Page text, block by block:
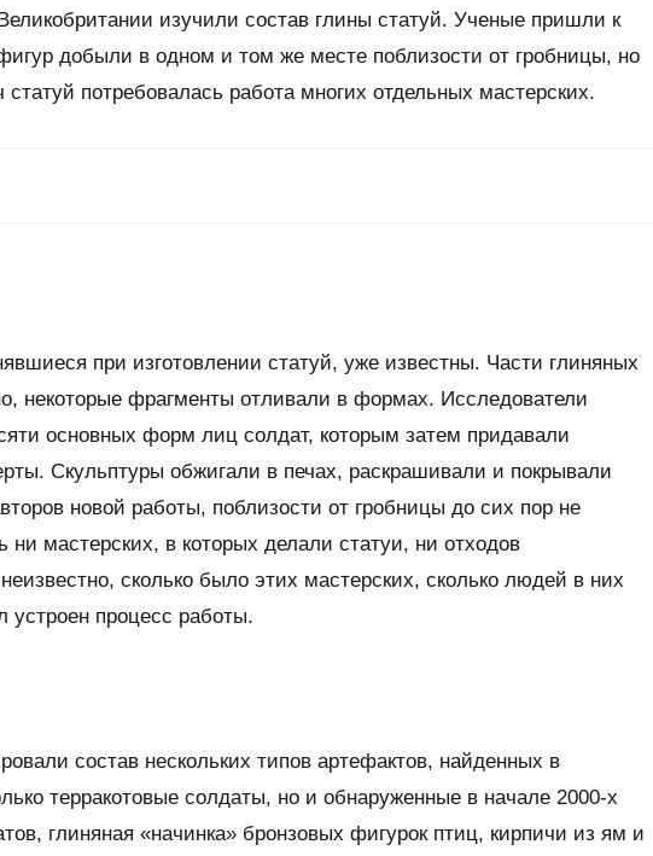
изучили состав глины статуй. Ученые пришли к
добыли в одном и том же месте поблизости от гробницы, но
потребовалась работа многих отдельных мастерских.
при изготовлении статуй, уже известны. Части глиняных
некоторые фрагменты отливали в формах. Исследователи
основных форм лиц солдат, которым затем придавали
Скульптуры обжигали в печах, раскрашивали и покрывали
новой работы, поблизости от гробницы до сих пор не
ни мастерских, в которых делали статуи, ни отходов
сколько было этих мастерских, сколько людей в них
устроен процесс работы.
состав нескольких типов артефактов, найденных в
терракотовые солдаты, но и обнаруженные в начале 2000-х
глиняная «начинка» бронзовых фигурок птиц, кирпичи из ям и